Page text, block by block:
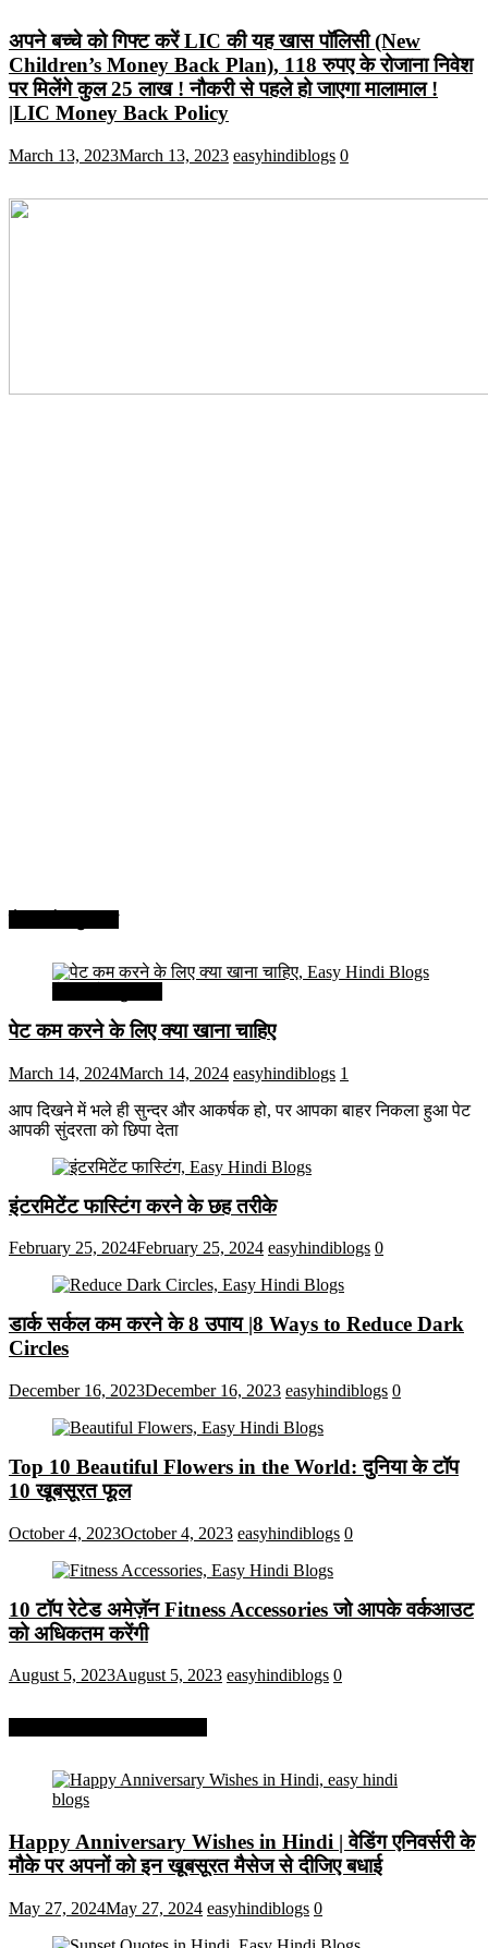
अपने बच्चे को गिफ्ट करें LIC की यह खास पॉलिसी (New
Children’s Money Back Plan), 118 रुपए के रोजाना निवेश
पर मिलेंगे कुल 25 लाख ! नौकरी से पहले हो जाएगा मालामाल !
|LIC Money Back Policy
March 13, 2023March 13, 2023 easyhindiblogs 0
पेट कम करने के लिए क्या खाना चाहिए
March 14, 2024March 14, 2024 easyhindiblogs 1
आप दिखने में भले ही सुन्दर और आकर्षक हो, पर आपका बाहर निकला हुआ पेट
आपकी सुंदरता को छिपा देता
इंटरमिटेंट फास्टिंग करने के छह तरीके
February 25, 2024February 25, 2024 easyhindiblogs 0
डार्क सर्कल कम करने के 8 उपाय |8 Ways to Reduce Dark
Circles
December 16, 2023December 16, 2023 easyhindiblogs 0
Top 10 Beautiful Flowers in the World: दुनिया के टॉप
10 खूबसूरत फूल
October 4, 2023October 4, 2023 easyhindiblogs 0
10 टॉप रेटेड अमेज़ॅन Fitness Accessories जो आपके वर्कआउट
को अधिकतम करेंगी
August 5, 2023August 5, 2023 easyhindiblogs 0
Happy Anniversary Wishes in Hindi | वेडिंग एनिवर्सरी के
मौके पर अपनों को इन खूबसूरत मैसेज से दीजिए बधाई
May 27, 2024May 27, 2024 easyhindiblogs 0